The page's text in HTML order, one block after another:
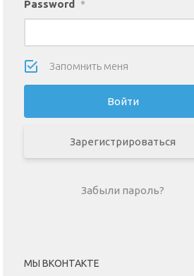
Password *
Запомнить меня
Зарегистрироваться
Забыли пароль?
МЫ ВКОНТАКТЕ